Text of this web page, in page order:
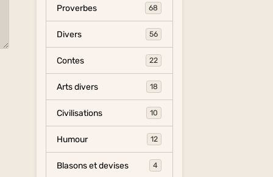
Proverbes 68
Divers 56
Contes 22
Arts divers 18
Civilisations 10
Humour 12
Blasons et devises 4